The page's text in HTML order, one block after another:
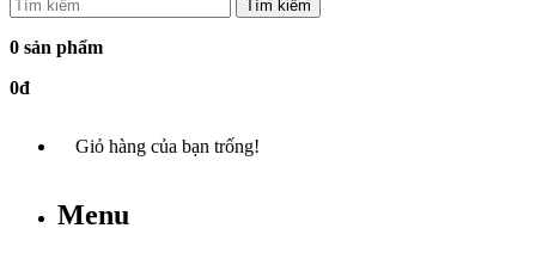
Tìm kiếm
0 sản phẩm
0đ
Giỏ hàng của bạn trống!
Menu